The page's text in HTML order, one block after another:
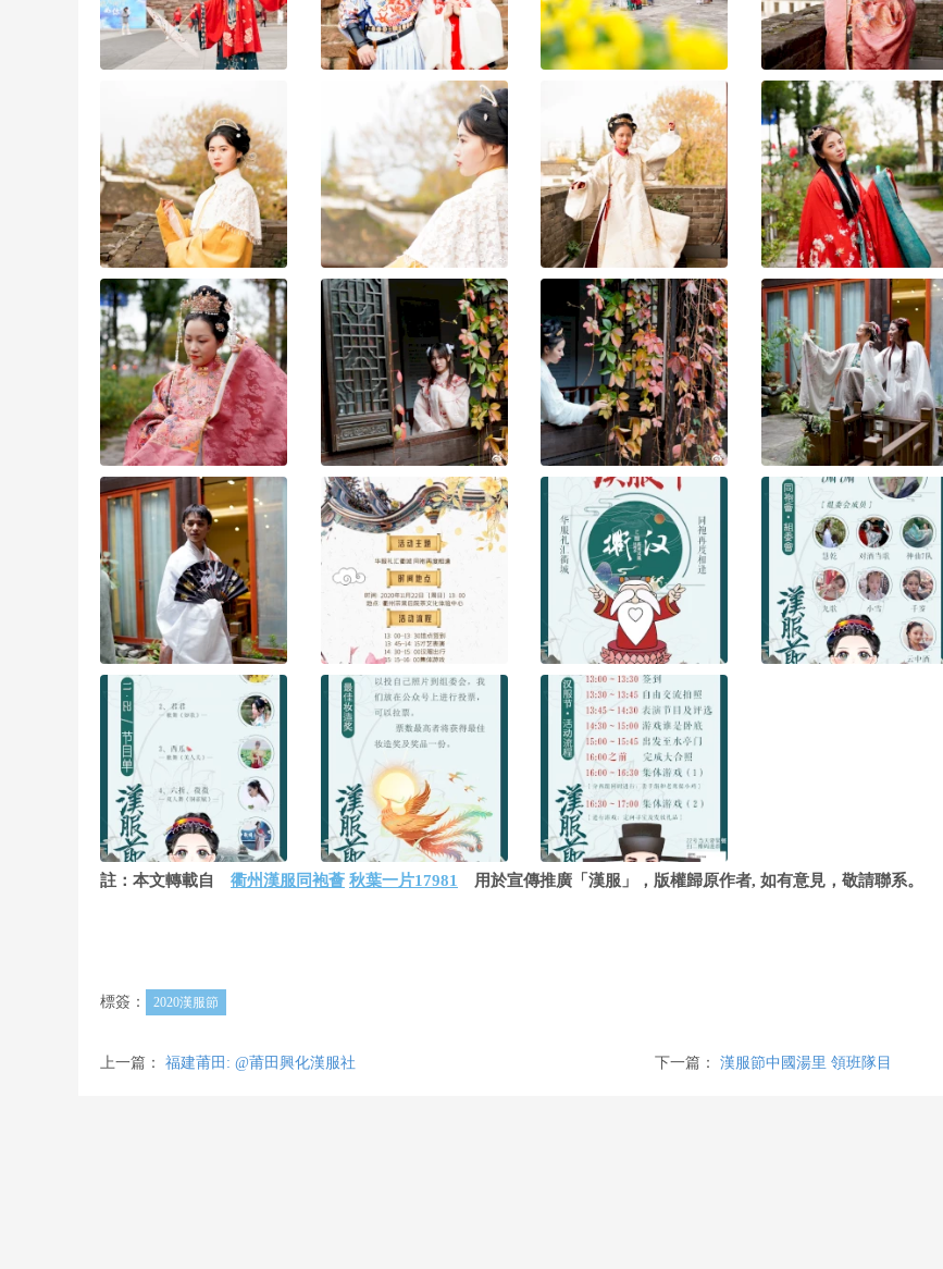
註：本文轉載自 衢州漢服同袍薈 秋葉一片17981 用於宣傳推廣「漢服」，版權歸原作者, 如有意見，敬請聯系。
標簽： 2020漢服節
上一篇： 福建莆田: @莆田興化漢服社 下一篇： 漢服節中國湯里 領班隊目